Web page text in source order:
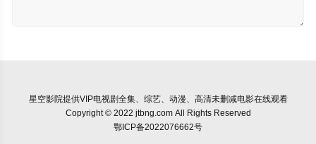
星空影院提供VIP电视剧全集、综艺、动漫、高清未删减电影在线观看
Copyright © 2022 jtbng.com All Rights Reserved
鄂ICP备2022076662号